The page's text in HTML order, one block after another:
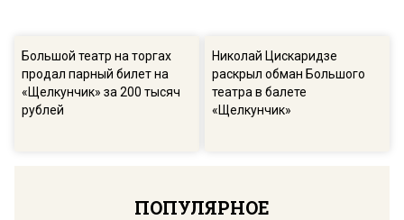
Большой театр на торгах
продал парный билет на
«Щелкунчик» за 200 тысяч
рублей
Николай Цискаридзе
раскрыл обман Большого
театра в балете
«Щелкунчик»
ПОПУЛЯРНОЕ